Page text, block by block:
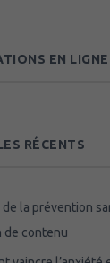
EN LIGNE
RÉCENTS
la prévention
de contenu